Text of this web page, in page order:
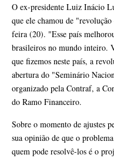
O ex-presidente Luiz Inácio
que ele chamou de
feira (20). "Esse país
brasileiros no mundo inteiro.
que fizemos neste país, a
abertura do "Seminário
organizado pela Contraf, a
do Ramo Financeiro.
Sobre o momento de ajustes
sua opinião de que o
quem pode resolvê-los é o